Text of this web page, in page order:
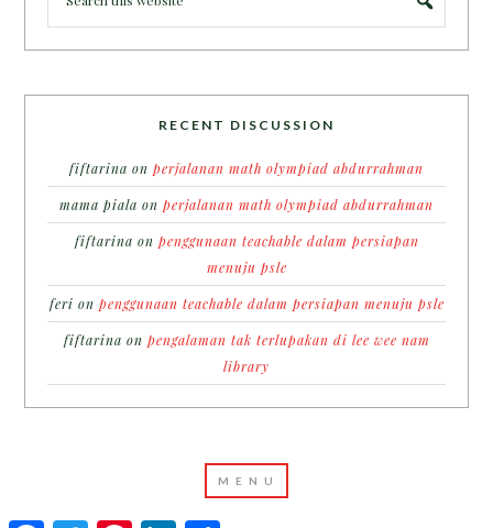
RECENT DISCUSSION
fiftarina on perjalanan math olympiad abdurrahman
mama piala on perjalanan math olympiad abdurrahman
fiftarina on penggunaan teachable dalam persiapan
menuju psle
feri on penggunaan teachable dalam persiapan menuju psle
fiftarina on pengalaman tak terlupakan di lee wee nam
library